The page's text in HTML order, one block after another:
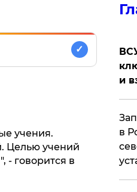
✓
учения.
Целью учений
- говорится в
и
в